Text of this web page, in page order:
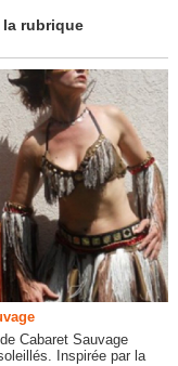
rubrique
Cabaret Sauvage
Inspirée par la